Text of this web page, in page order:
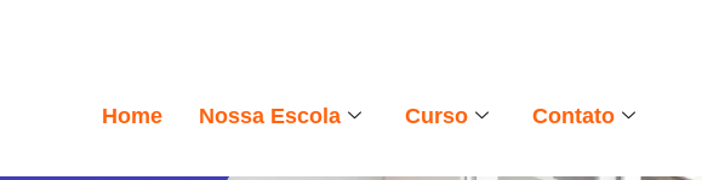
Home Nossa Escola Curso Contato